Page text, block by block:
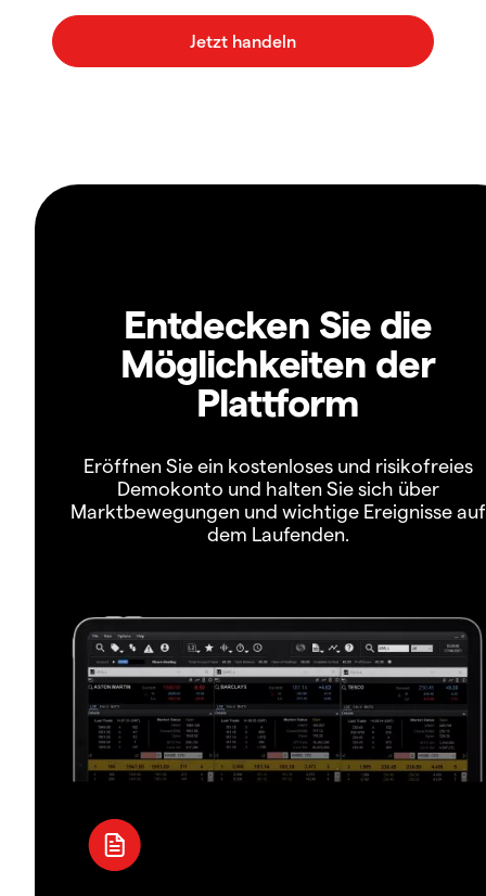
Entdecken Sie die
Möglichkeiten der
Plattform
Eröffnen Sie ein kostenloses und risikofreies
Demokonto und halten Sie sich über
Marktbewegungen und wichtige Ereignisse auf
dem Laufenden.